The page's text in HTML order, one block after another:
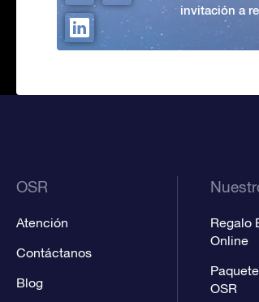
invitación a
OSR
Atención
Contáctanos
Blog
Regalo
Online
OSR